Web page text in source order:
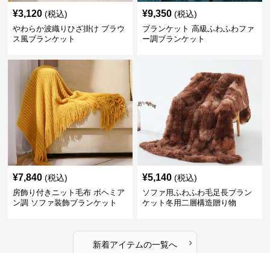
¥3,120 (税込)
やわらか波織りひざ掛け ブラウ
ス風ブランケット
¥9,350 (税込)
ブランケット 高級ふわふわファ
ー調ブランケット
¥7,840 (税込)
房飾り付きニット毛布 ボヘミア
ン調 ソファ装飾ブランケット
¥5,140 (税込)
ソファ用ふわふわ毛足長ブラン
ケット冬用二層構造贈り物
新着アイテムの一覧へ ›